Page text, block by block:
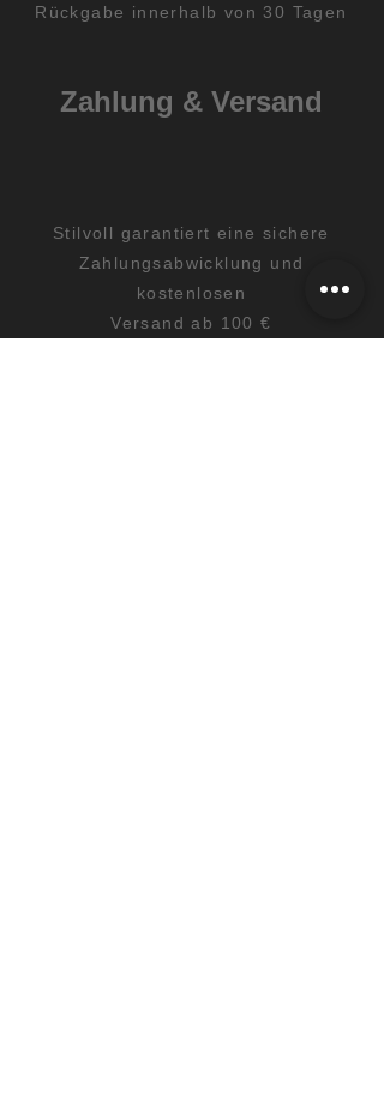
Rückgabe innerhalb von 30 Tagen
Zahlung & Versand
Stilvoll garantiert eine sichere
Zahlungsabwicklung und
kostenlosen
Versand ab 100 €